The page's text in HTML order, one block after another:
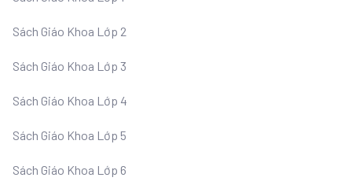
Sách Giáo Khoa Lớp 2
Sách Giáo Khoa Lớp 3
Sách Giáo Khoa Lớp 4
Sách Giáo Khoa Lớp 5
Sách Giáo Khoa Lớp 6